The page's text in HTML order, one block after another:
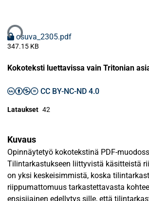
osuva_2305.pdf
347.15 KB
Kokoteksti luettavissa vain Tritonian
CC BY-NC-ND 4.0
Lataukset 42
Kuvaus
Opinnäytetyö kokotekstinä PDF-
Tilintarkastukseen liittyvistä käsitteistä
on yksi keskeisimmistä, koska
riippumattomuus tarkastettavasta
ensisijainen edellytys sille, että